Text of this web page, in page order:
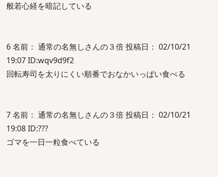
般若心経を暗記している
6 名前： 通常の名無しさんの３倍 投稿日： 02/10/21
19:07 ID:wqv9d9f2
回転寿司を太りにくい順番でおなかいっぱい食べる
7 名前： 通常の名無しさんの３倍 投稿日： 02/10/21
19:08 ID:???
ゴマを一日一粒食べている